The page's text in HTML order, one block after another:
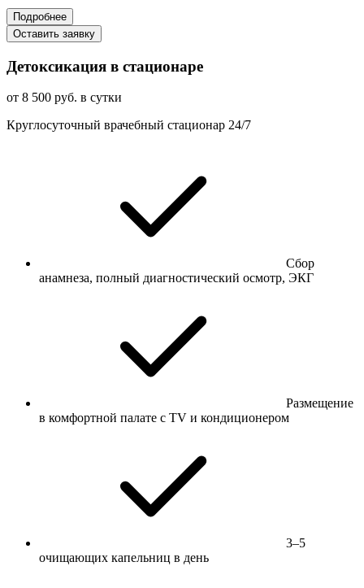
Подробнее
Оставить заявку
Детоксикация в стационаре
от 8 500 руб. в сутки
Круглосуточный врачебный стационар 24/7
Сбор
анамнеза, полный диагностический осмотр, ЭКГ
Размещение
в комфортной палате с TV и кондиционером
3–5
очищающих капельниц в день